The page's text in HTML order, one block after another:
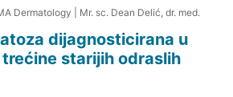
Dermatology Mr. sc. Dean Delić, dr. med.
dijagnosticirana u
starijih odraslih